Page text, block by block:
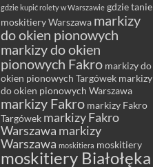
gdzie kupić rolety w Warszawie gdzie tanie
moskitiery Warszawa markizy
do okien pionowych
markizy do okien
pionowych Fakro markizy do
okien pionowych Targówek markizy
do okien pionowych Warszawa
markizy Fakro markizy Fakro
Targówek markizy Fakro
Warszawa markizy
Warszawa moskitiera moskitiery
moskitiery Białołęka